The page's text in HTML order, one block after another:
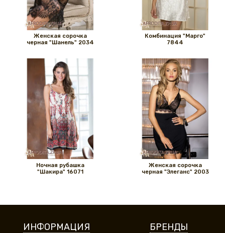
Женская сорочка
черная "Шанель" 2034
Комбинация "Марго"
7844
Ночная рубашка
"Шакира" 16071
Женская сорочка
черная "Элеганс" 2003
ИНФОРМАЦИЯ БРЕНДЫ